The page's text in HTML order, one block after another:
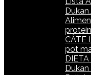
CÂTE
pot